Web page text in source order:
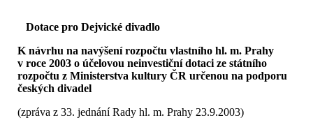
Dotace pro Dejvické divadlo
K návrhu na navýšení rozpočtu vlastního hl. m. Prahy
v roce 2003 o účelovou neinvestiční dotaci ze státního
rozpočtu z Ministerstva kultury ČR určenou na podporu
českých divadel
(zpráva z 33. jednání Rady hl. m. Prahy 23.9.2003)